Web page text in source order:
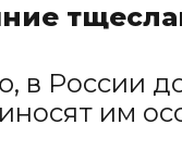
в России
им